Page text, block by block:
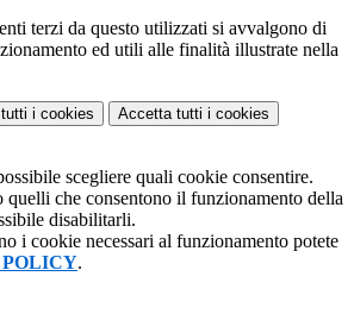
terzi da questo utilizzati si avvalgono di
ed utili alle finalità illustrate nella
i cookies Accetta tutti i cookies
scegliere quali cookie consentire.
quelli che consentono il funzionamento della
disabilitarli.
i cookie necessari al funzionamento potete
.